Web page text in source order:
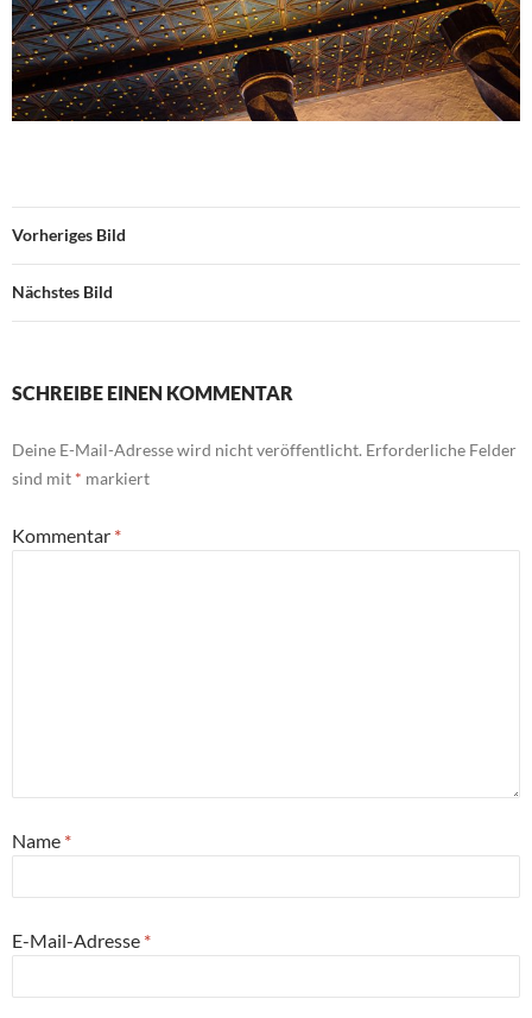
Vorheriges Bild
Nächstes Bild
SCHREIBE EINEN KOMMENTAR
Deine E-Mail-Adresse wird nicht veröffentlicht. Erforderliche Felder
sind mit * markiert
Kommentar *
Name *
E-Mail-Adresse *